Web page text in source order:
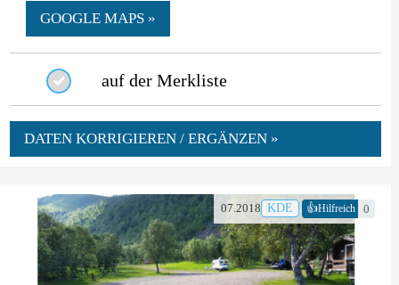
GOOGLE MAPS »
auf der Merkliste
DATEN KORRIGIEREN / ERGÄNZEN »
07.2018 KDE 👍Hilfreich 0